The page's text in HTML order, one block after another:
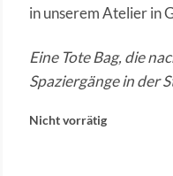
in unserem Atelier in
Eine Tote Bag, die
Spaziergänge in der
Nicht vorrätig